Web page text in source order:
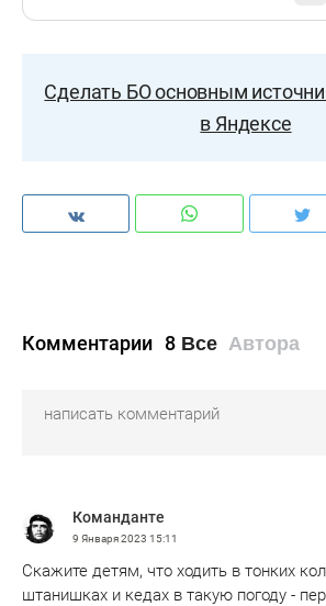
Сделать БО основным
в Яндексе
Комментарии 8 Все Автора
Команданте
9 Января 2023 15:11
Скажите детям, что ходить в тонких
штанишках и кедах в такую погоду -